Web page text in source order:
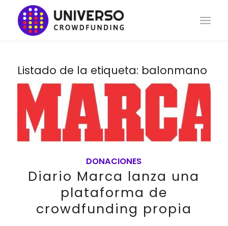
Listado de la etiqueta: balonmano
DONACIONES
Diario Marca lanza una
plataforma de
crowdfunding propia